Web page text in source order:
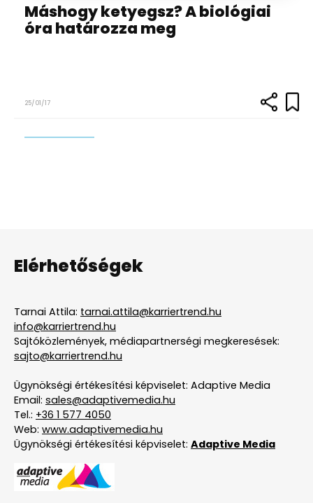
Máshogy ketyegsz? A biológiai
óra határozza meg
25/01/17
Elérhetőségek
Tarnai Attila: tarnai.attila@karriertrend.hu
info@karriertrend.hu
Sajtóközlemények, médiapartnerségi megkeresések:
sajto@karriertrend.hu
Ügynökségi értékesítési képviselet: Adaptive Media
Email: sales@adaptivemedia.hu
Tel.: +36 1 577 4050
Web: www.adaptivemedia.hu
Ügynökségi értékesítési képviselet: Adaptive Media